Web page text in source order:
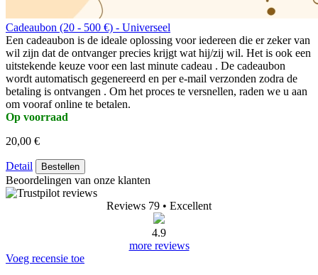
Cadeaubon (20 - 500 €) - Universeel
Een cadeaubon is de ideale oplossing voor iedereen die er zeker van
wil zijn dat de ontvanger precies krijgt wat hij/zij wil. Het is ook een
uitstekende keuze voor een last minute cadeau . De cadeaubon
wordt automatisch gegenereerd en per e-mail verzonden zodra de
betaling is ontvangen . Om het proces te versnellen, raden we u aan
om vooraf online te betalen.
Op voorraad
20,00 €
Detail Bestellen
Beoordelingen van onze klanten
Reviews 79 • Excellent
4.9
more reviews
Voeg recensie toe